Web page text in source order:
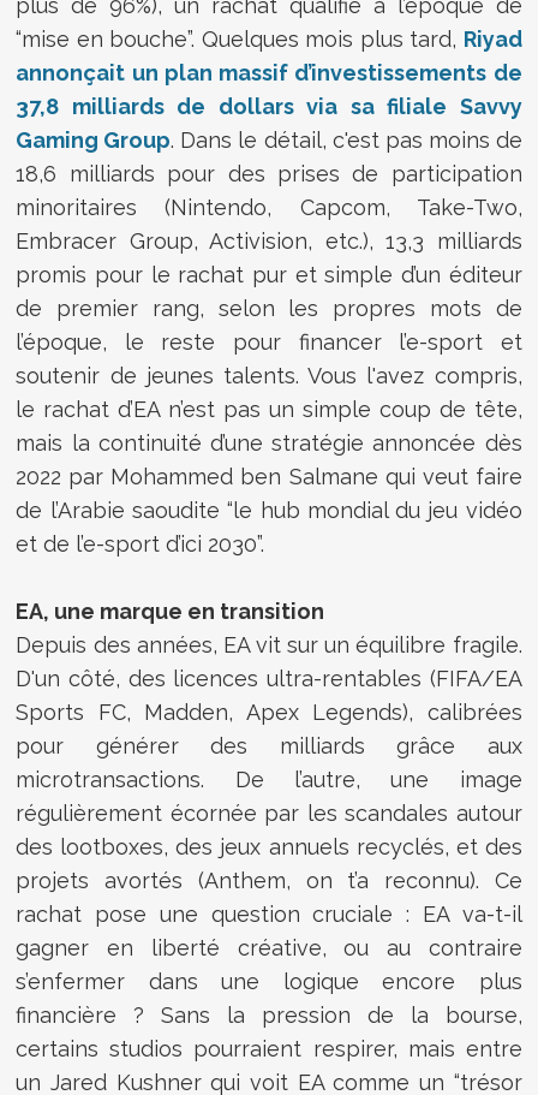
plus de 96%), un rachat qualifié à l’époque de
“mise en bouche”. Quelques mois plus tard, Riyad
annonçait un plan massif d’investissements de
37,8 milliards de dollars via sa filiale Savvy
Gaming Group. Dans le détail, c'est pas moins de
18,6 milliards pour des prises de participation
minoritaires (Nintendo, Capcom, Take-Two,
Embracer Group, Activision, etc.), 13,3 milliards
promis pour le rachat pur et simple d’un éditeur
de premier rang, selon les propres mots de
l’époque, le reste pour financer l’e-sport et
soutenir de jeunes talents. Vous l'avez compris,
le rachat d’EA n’est pas un simple coup de tête,
mais la continuité d’une stratégie annoncée dès
2022 par Mohammed ben Salmane qui veut faire
de l’Arabie saoudite “le hub mondial du jeu vidéo
et de l’e-sport d’ici 2030”.
EA, une marque en transition
Depuis des années, EA vit sur un équilibre fragile.
D'un côté, des licences ultra-rentables (FIFA/EA
Sports FC, Madden, Apex Legends), calibrées
pour générer des milliards grâce aux
microtransactions. De l’autre, une image
régulièrement écornée par les scandales autour
des lootboxes, des jeux annuels recyclés, et des
projets avortés (Anthem, on t’a reconnu). Ce
rachat pose une question cruciale : EA va-t-il
gagner en liberté créative, ou au contraire
s’enfermer dans une logique encore plus
financière ? Sans la pression de la bourse,
certains studios pourraient respirer, mais entre
un Jared Kushner qui voit EA comme un “trésor